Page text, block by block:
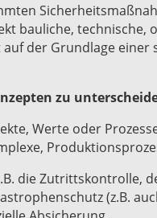
bauliche, technische,
der Grundlage einer
zu
Werte oder
die Zutrittskontrolle,
(z.B.